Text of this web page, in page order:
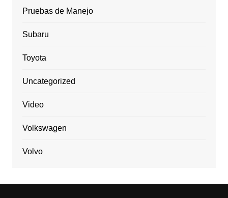
Pruebas de Manejo
Subaru
Toyota
Uncategorized
Video
Volkswagen
Volvo